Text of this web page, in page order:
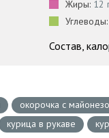
Жиры: 12
Углеводы:
Состав,
окорочка с
курица в рукаве